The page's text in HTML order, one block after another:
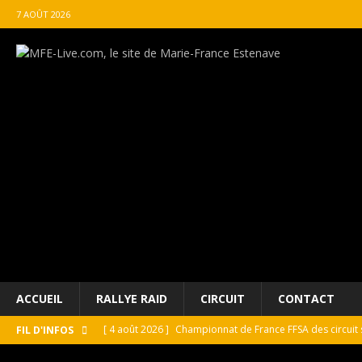
7 AOÛT 2026
ACCUEIL RALLYE RAID CIRCUIT CONTACT
FIL D'INFOS [ 4 août 2026 ] Championnat de France FFSA des